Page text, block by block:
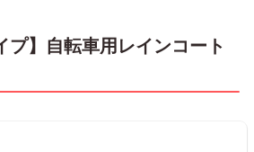
プ】自転車用レインコート